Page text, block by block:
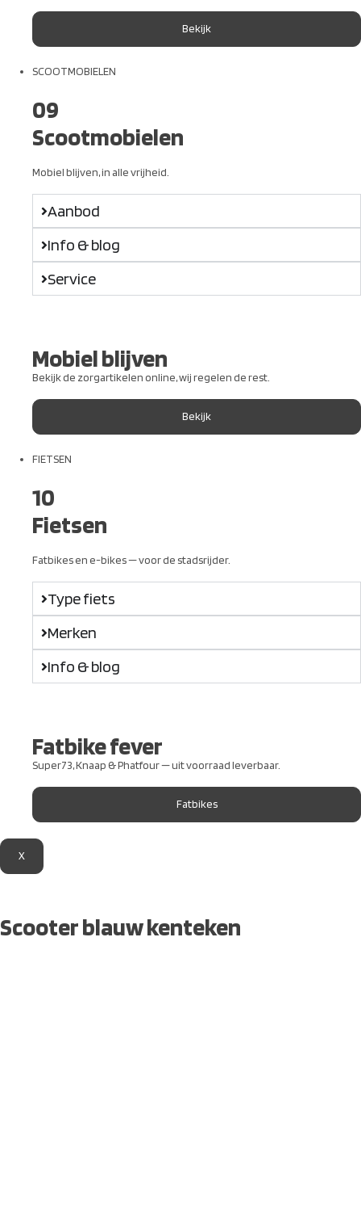
Bekijk
SCOOTMOBIELEN
09
Scootmobielen
Mobiel blijven, in alle vrijheid.
Aanbod
Info & blog
Service
Mobiel blijven
Bekijk de zorgartikelen online, wij regelen de rest.
Bekijk
FIETSEN
10
Fietsen
Fatbikes en e-bikes — voor de stadsrijder.
Type fiets
Merken
Info & blog
Fatbike fever
Super73, Knaap & Phatfour — uit voorraad leverbaar.
Fatbikes
X
Scooter blauw kenteken